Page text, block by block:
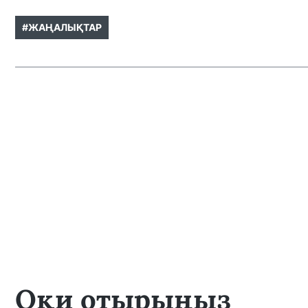
#ЖАҢАЛЫҚТАР
Оқи отырыңыз